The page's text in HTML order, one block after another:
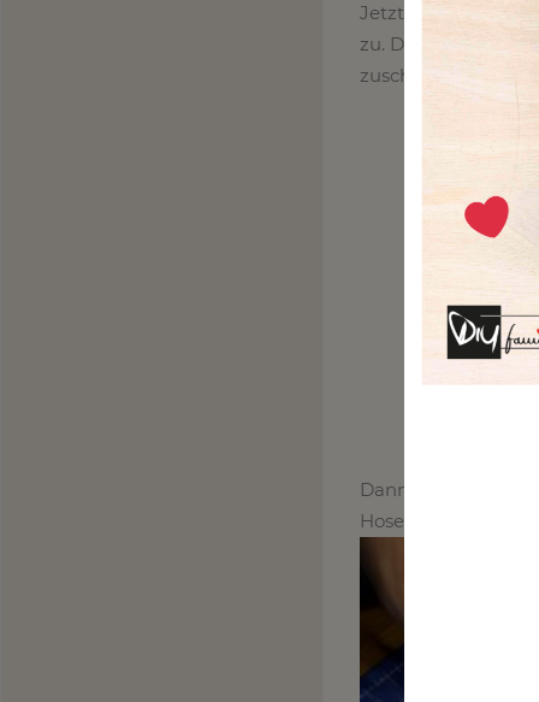
Jetzt schneidest
zu. Denke bitte an
zuschneidest.
Dann legst du
Hosentasche und